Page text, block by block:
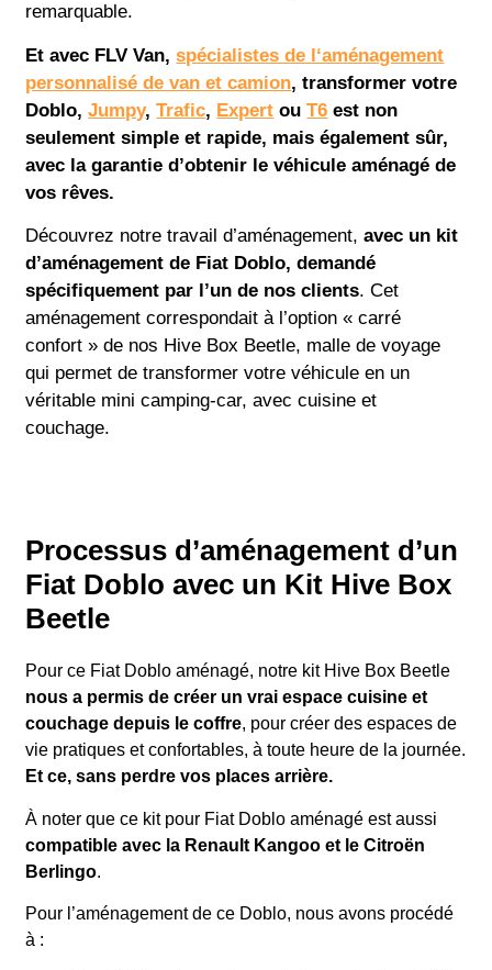
remarquable.
Et avec FLV Van,spécialistes de l‘aménagement
personnalisé de van et camion, transformer votre
Doblo,Jumpy,Trafic, Expert ouT6 est non
seulement simple et rapide, mais également sûr,
avec la garantie d’obtenir le véhicule aménagé de
vos rêves.
Découvrez notre travail d’aménagement,avec un kit
d’aménagement de Fiat Doblo, demandé
spécifiquement par l’un de nos clients. Cet
aménagement correspondait à l’option « carré
confort » de nos Hive Box Beetle, malle de voyage
qui permet de transformer votre véhicule en un
véritable mini camping-car, avec cuisine et
couchage.
Processus d’aménagement d’un
Fiat Doblo avec un Kit Hive Box
Beetle
Pour ce Fiat Doblo aménagé, notre kit Hive Box Beetle
nous a permis de créer un vrai espace cuisine et
couchage depuis le coffre, pour créer des espaces de
vie pratiques et confortables, à toute heure de la journée.
Et ce, sans perdre vos places arrière.
À noter que ce kit pour Fiat Doblo aménagé est aussi
compatible avec la Renault Kangoo et le Citroën
Berlingo.
Pour l’aménagement de ce Doblo, nous avons procédé
à :